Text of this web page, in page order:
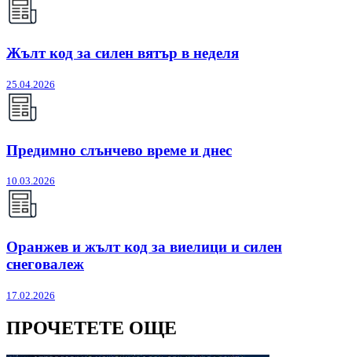
Жълт код за силен вятър в неделя
25.04.2026
Предимно слънчево време и днес
10.03.2026
Оранжев и жълт код за виелици и силен
снеговалеж
17.02.2026
ПРОЧЕТЕТЕ ОЩЕ